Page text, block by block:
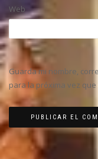
Web
Guarda mi nombre,
para la próxima vez que